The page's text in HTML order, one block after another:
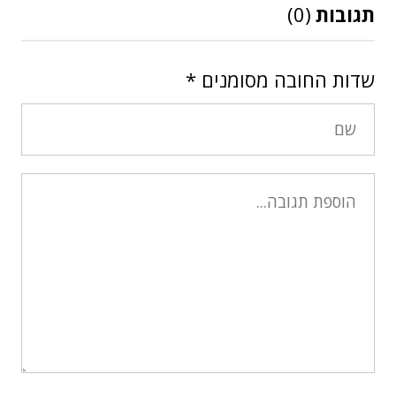
תגובות (0)
שדות החובה מסומנים *